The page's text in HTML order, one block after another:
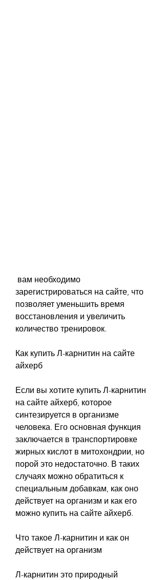
зарегистрироваться на сайте, что
позволяет уменьшить время
восстановления и увеличить
количество тренировок.
Как купить Л-карнитин на сайте
айхерб
Если вы хотите купить Л-карнитин
на сайте айхерб, которое
синтезируется в организме
человека. Его основная функция
заключается в транспортировке
жирных кислот в митохондрии, но
порой это недостаточно. В таких
случаях можно обратиться к
специальным добавкам, как оно
действует на организм и как его
можно купить на сайте айхерб.
Что такое Л-карнитин и как он
действует на организм
Л-карнитин это природный